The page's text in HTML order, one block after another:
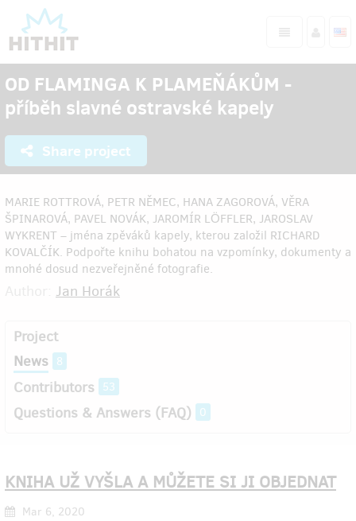
OD FLAMINGA K PLAMEŇÁKŮM -
příběh slavné ostravské kapely
Share project
MARIE ROTTROVÁ, PETR NĚMEC, HANA ZAGOROVÁ, VĚRA
ŠPINAROVÁ, PAVEL NOVÁK, JAROMÍR LÖFFLER, JAROSLAV
WYKRENT – jména zpěváků kapely, kterou založil RICHARD
KOVALČÍK. Podpořte knihu bohatou na vzpomínky, dokumenty a
mnohé dosud nezveřejněné fotografie.
Jan Horák
Project
News 8
Contributors 53
Questions & Answers (FAQ) 0
KNIHA UŽ VYŠLA A MŮŽETE SI JI OBJEDNAT
Mar 6, 2020